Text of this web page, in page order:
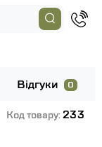
Відгуки 0
Код товару: 233